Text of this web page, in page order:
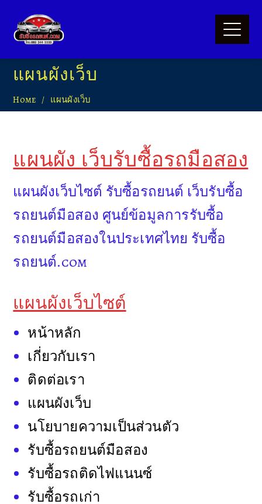
แผนผังเว็บ
Home แผนผังเว็บ
แผนผัง เว็บรับซื้อรถมือสอง
แผนผังเว็บไซต์ รับซื้อรถยนต์ เว็บรับซื้อ
รถยนต์มือสอง ศูนย์ข้อมูลการรับซื้อ
รถยนต์มือสองในประเทศไทย รับซื้อ
รถยนต์.com
แผนผังเว็บไซต์
หน้าหลัก
เกี่ยวกับเรา
ติดต่อเรา
แผนผังเว็บ
นโยบายความเป็นส่วนตัว
รับซื้อรถยนต์มือสอง
รับซื้อรถติดไฟแนนซ์
รับซื้อรถเก่า